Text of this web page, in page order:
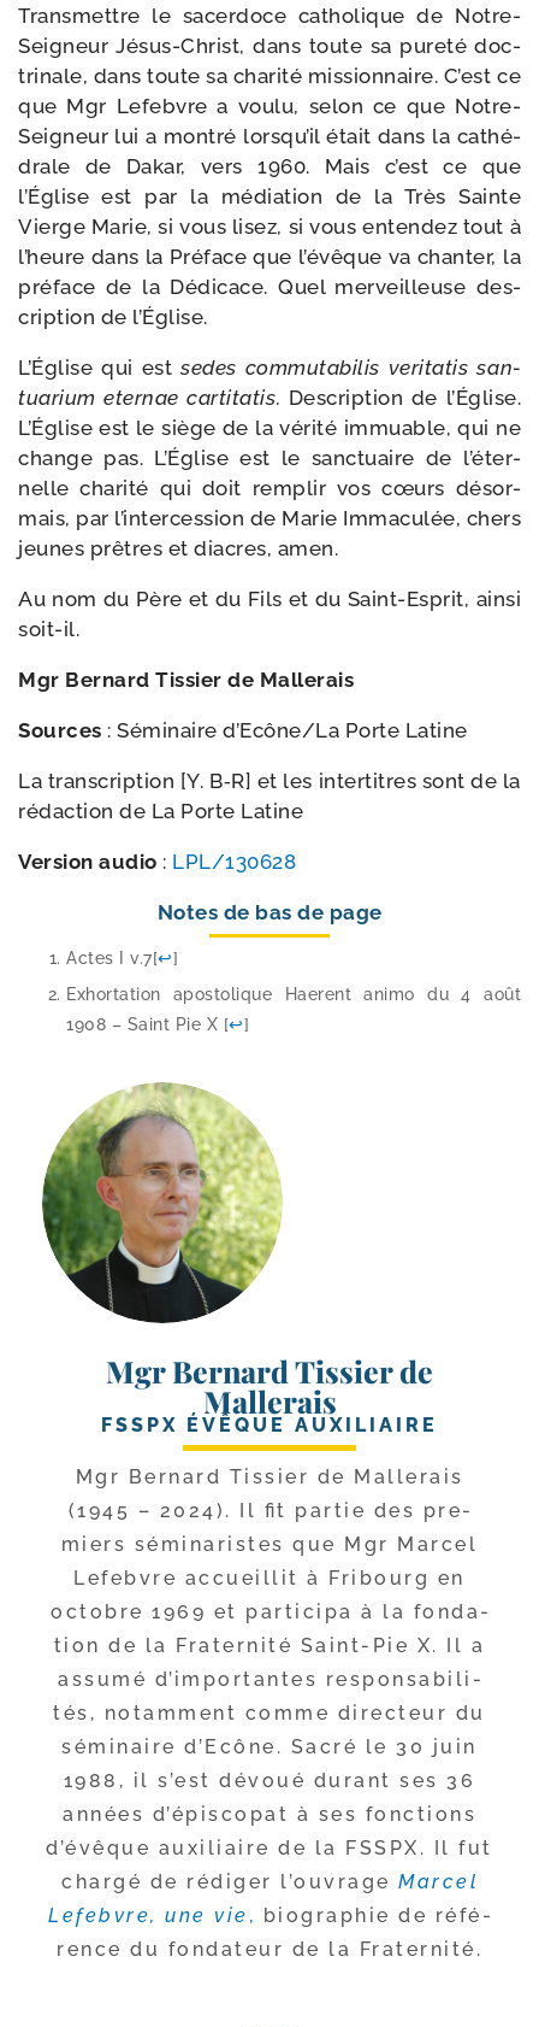
Transmettre le sacer­doce catho­lique de Notre-​
Seigneur Jésus-​Christ, dans toute sa pure­té doc­
tri­nale, dans toute sa cha­ri­té mis­sion­naire. C’est ce
que Mgr Lefebvre a vou­lu, selon ce que Notre-​
Seigneur lui a mon­tré lors­qu’il était dans la cathé­
drale de Dakar, vers 1960. Mais c’est ce que
l’Église est par la média­tion de la Très Sainte
Vierge Marie, si vous lisez, si vous enten­dez tout à
l’heure dans la Préface que l’é­vêque va chan­ter, la
pré­face de la Dédicace. Quel mer­veilleuse des­
crip­tion de l’Église.
L’Église qui estsedes com­mu­ta­bi­lis veri­ta­tis san­
tua­rium eter­nae car­ti­ta­tis. Description de l’Église.
L’Église est le siège de la véri­té immuable, qui ne
change pas. L’Église est le sanc­tuaire de l’é­ter­
nelle cha­ri­té qui doit rem­plir vos cœurs désor­
mais, par l’in­ter­ces­sion de Marie Immaculée, chers
jeunes prêtres et diacres, amen.
Au nom du Père et du Fils et du Saint-​Esprit, ain­si
soit-il.
Mgr Bernard Tissier de Mallerais
Sources : Séminaire d’Ecône/​La Porte Latine
La trans­crip­tion [Y. B‑R] et les inter­titres sont de la
rédac­tion de La Porte Latine
Version audio : LPL/​130628
Notes de bas de page
Actes I v.7[↩]
Exhortation apos­to­lique Haerent ani­mo du 4 août
1908 – Saint Pie X [↩]
Mgr Bernard Tissier de
Mallerais
FSSPX ÉVÊQUE AUXILIAIRE
Mgr Bernard Tissier de Mallerais
(1945 – 2024). Il fit par­tie des pre­
miers sémi­na­ristes que Mgr Marcel
Lefebvre accueillit à Fribourg en
octobre 1969 et par­ti­ci­pa à la fon­da­
tion de la Fraternité Saint-​Pie X. Il a
assu­mé d’im­por­tantes res­pon­sa­bi­li­
tés, notam­ment comme direc­teur du
sémi­naire d’Ecône. Sacré le 30 juin
1988, il s’est dévoué durant ses 36
années d’é­pis­co­pat à ses fonc­tions
d’é­vêque auxi­liaire de la FSSPX. Il fut
char­gé de rédi­ger l’ou­vrage Marcel
Lefebvre, une vie , bio­gra­phie de réfé­
rence du fon­da­teur de la Fraternité.